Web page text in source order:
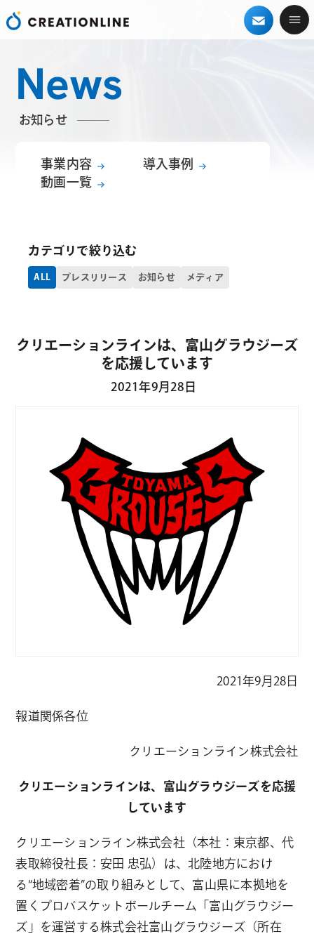
News
お知らせ
事業内容
導入事例
動画一覧
カテゴリで絞り込む
ALL プレスリリース お知らせ メディア
クリエーションラインは、富山グラウジーズ
を応援しています
2021年9月28日
2021年9月28日
報道関係各位
クリエーションライン株式会社
クリエーションラインは、富山グラウジーズを応援
しています
クリエーションライン株式会社（本社：東京都、代
表取締役社長：安田 忠弘）は、北陸地方におけ
る“地域密着”の取り組みとして、富山県に本拠地を
置くプロバスケットボールチーム「富山グラウジー
ズ」を運営する株式会社富山グラウジーズ（所在